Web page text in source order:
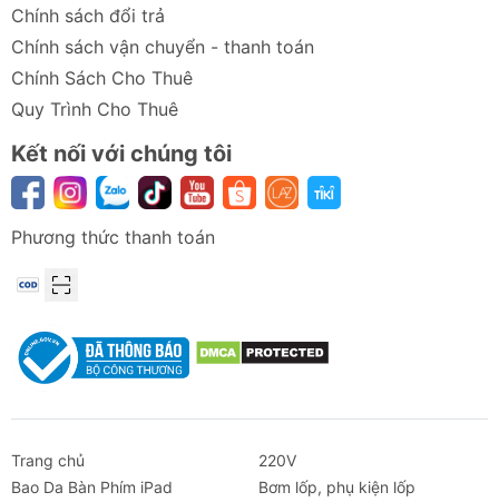
Chính sách đổi trả
Chính sách vận chuyển - thanh toán
Chính Sách Cho Thuê
Quy Trình Cho Thuê
Kết nối với chúng tôi
Phương thức thanh toán
Trang chủ
220V
Bao Da Bàn Phím iPad
Bơm lốp, phụ kiện lốp